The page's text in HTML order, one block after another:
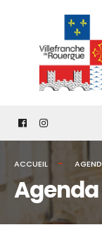
content
ACCUEIL
Agenda